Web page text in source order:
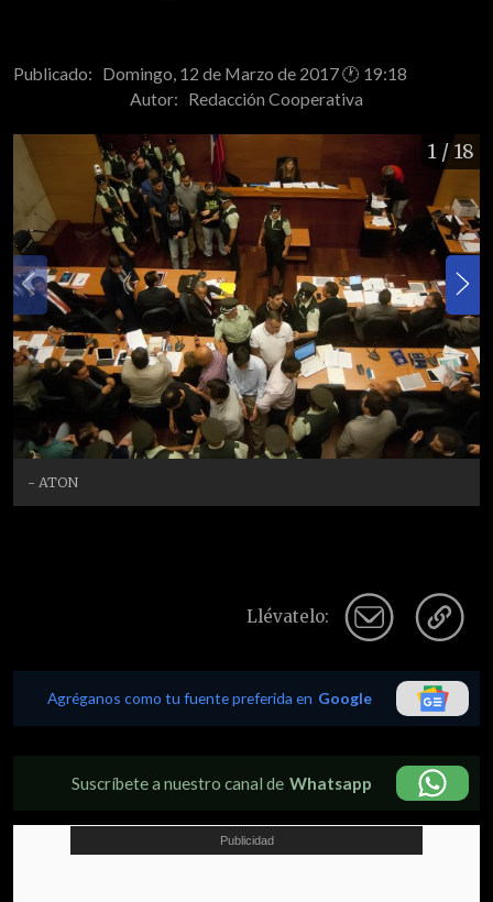
Publicado: Domingo, 12 de Marzo de 2017 🕐 19:18
Autor: Redacción Cooperativa
1 / 18
- ATON
Llévatelo:
Agréganos como tu fuente preferida en Google
Suscríbete a nuestro canal de Whatsapp